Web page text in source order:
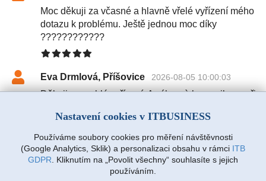
Moc děkuji za včasné a hlavně vřelé vyřízení mého
dotazu k problému. Ještě jednou moc díky
????????????
Eva Drmlová, Příšovice 2026-08-05 10:00:03
Děkuji za rychlé vyřízení. A výbornà komunikace při
Martin Vanda, Bakov nad Jizerou
2026-08-04 20:33:07
Nastavení cookies v ITBUSINESS
Používáme soubory cookies pro měření návštěvnosti
(Google Analytics, Sklik) a personalizaci obsahu v rámci ITB
GDPR . Kliknutím na „Povolit všechny“ souhlasíte s jejich
používáním.